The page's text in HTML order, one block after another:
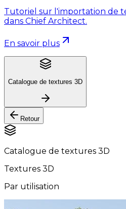
Tutoriel sur l'importation de
dans Chief Architect.
En savoir plus
Catalogue de textures 3D
Retour
Catalogue de textures 3D
Textures 3D
Par utilisation